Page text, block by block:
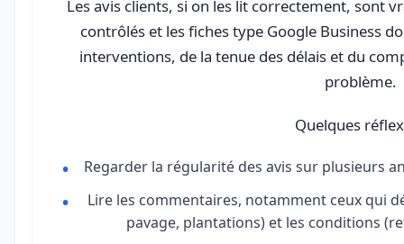
Les avis clients, si on les lit correctement, sont
contrôlés et les fiches type Google Business
interventions, de la tenue des délais et du
problème.
Quelques
Regarder la régularité des avis sur plusieurs
Lire les commentaires, notamment ceux qui
pavage, plantations) et les conditions